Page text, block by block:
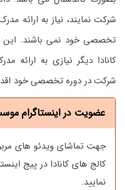
شرکت نمایند، نیاز به ارائه
تخصصی خود نمی باشند. این
کانادا دیگر نیازی به ارائه
شرکت در دوره تخصصی خود
عضویت در اینستاگرام
جهت تماشای ویدئو های
کالج های کانادا در پیج
نمایید.